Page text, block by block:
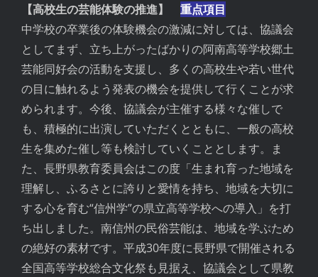
【高校生の芸能体験の推進】 重点項目
中学校の卒業後の体験機会の激減に対しては、協議会
としてまず、立ち上がったばかりの阿南高等学校郷土
芸能同好会の活動を支援し、多くの高校生や若い世代
の目に触れるよう発表の機会を提供して行くことが求
められます。今後、協議会が主催する様々な催しで
も、積極的に出演していただくとともに、一般の高校
生を集めた催し等も検討していくこととします。ま
た、長野県教育委員会はこの度「生まれ育った地域を
理解し、ふるさとに誇りと愛情を持ち、地域を大切に
する心を育む“信州学”の県立高等学校への導入」を打
ち出しました。南信州の民俗芸能は、地域を学ぶため
の絶好の素材です。平成30年度に長野県で開催される
全国高等学校総合文化祭も見据え、協議会として県教